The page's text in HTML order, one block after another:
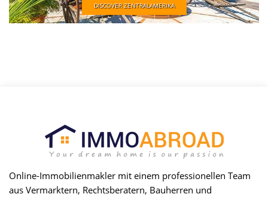
DISCOVER ZENTRALAMERIKA
Online-Immobilienmakler mit einem professionellen Team
aus Vermarktern, Rechtsberatern, Bauherren und